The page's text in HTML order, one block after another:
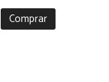
Comprar